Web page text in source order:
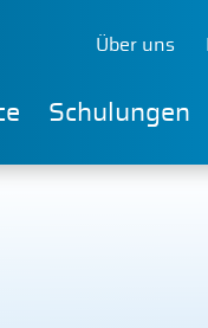
Über uns
Schulungen